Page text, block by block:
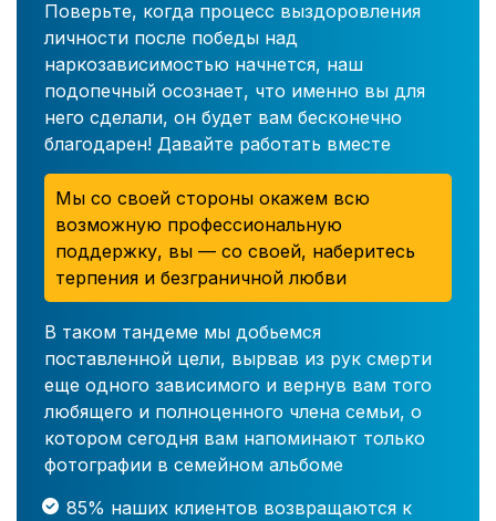
Поверьте, когда процесс выздоровления
личности после победы над
наркозависимостью начнется, наш
подопечный осознает, что именно вы для
него сделали, он будет вам бесконечно
благодарен! Давайте работать вместе
Мы со своей стороны окажем всю
возможную профессиональную
поддержку, вы — со своей, наберитесь
терпения и безграничной любви
В таком тандеме мы добьемся
поставленной цели, вырвав из рук смерти
еще одного зависимого и вернув вам того
любящего и полноценного члена семьи, о
котором сегодня вам напоминают только
фотографии в семейном альбоме
85% наших клиентов возвращаются к